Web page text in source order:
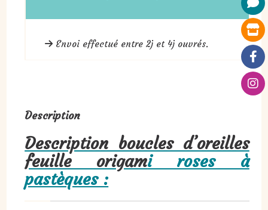
Envoi effectué entre 2j et 4j ouvrés.
Description
Description boucles d’oreilles
feuille origami roses à
pastèques :